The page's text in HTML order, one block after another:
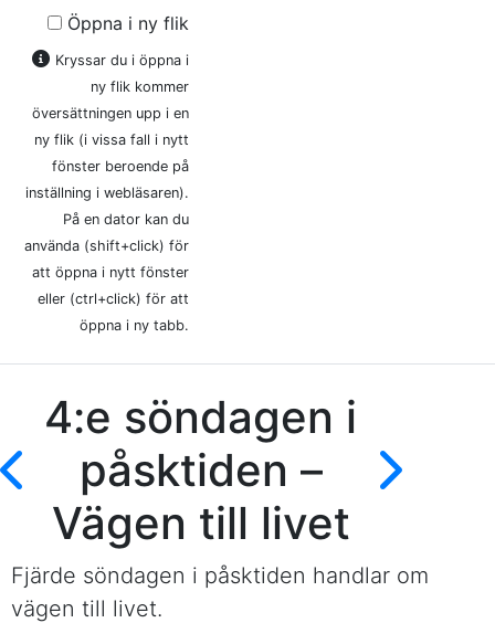
Öppna i ny flik
Kryssar du i öppna i
ny flik kommer
översättningen upp i en
ny flik (i vissa fall i nytt
fönster beroende på
inställning i webläsaren).
På en dator kan du
använda (shift+click) för
att öppna i nytt fönster
eller (ctrl+click) för att
öppna i ny tabb.
4:e söndagen i
påsktiden –
Vägen till livet
Fjärde söndagen i påsktiden handlar om
vägen till livet.